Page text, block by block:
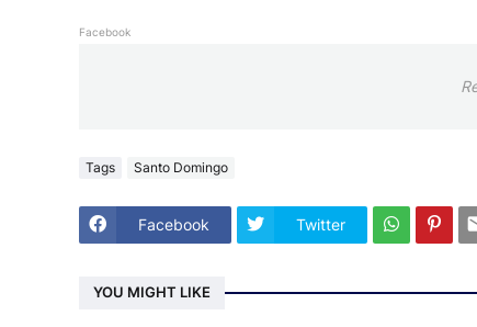
Facebook
Tags Santo Domingo
Facebook Twitter
YOU MIGHT LIKE